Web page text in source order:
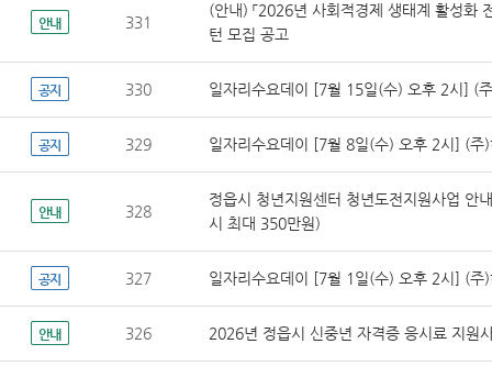
안내 331
(안내) 「2026년 사회적경제 생태계 활성화
턴 모집 공고
공지 330 일자리수요데이 [7월 15일(수) 오후 2시] (
공지 329 일자리수요데이 [7월 8일(수) 오후 2시] (주
안내 328
정읍시 청년지원센터 청년도전지원사업 안
시 최대 350만원)
공지 327 일자리수요데이 [7월 1일(수) 오후 2시] (주
안내 326 2026년 정읍시 신중년 자격증 응시료 지원